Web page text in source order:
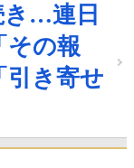
き…連日
その報
引き寄せ